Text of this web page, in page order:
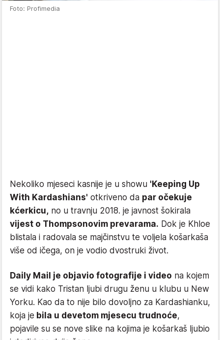
Foto: Profimedia
Nekoliko mjeseci kasnije je u showu 'Keeping Up
With Kardashians' otkriveno da par očekuje
kćerkicu, no u travnju 2018. je javnost šokirala
vijest o Thompsonovim prevarama. Dok je Khloe
blistala i radovala se majčinstvu te voljela košarkaša
više od ičega, on je vodio dvostruki život.
Daily Mail je objavio fotografije i video na kojem
se vidi kako Tristan ljubi drugu ženu u klubu u New
Yorku. Kao da to nije bilo dovoljno za Kardashianku,
koja je bila u devetom mjesecu trudnoće,
pojavile su se nove slike na kojima je košarkaš ljubio